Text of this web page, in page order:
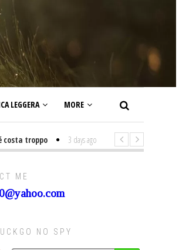
LEGGERA MORE
3 days ago - Non mi interesso di politica
ME
NO SPY